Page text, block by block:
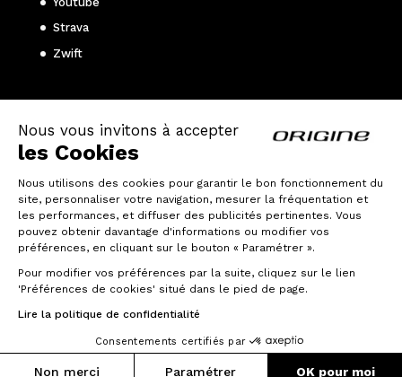
Nous vous invitons à accepter
les Cookies
Nous utilisons des cookies pour garantir le bon fonctionnement du
site, personnaliser votre navigation, mesurer la fréquentation et
les performances, et diffuser des publicités pertinentes. Vous
pouvez obtenir davantage d'informations ou modifier vos
préférences, en cliquant sur le bouton « Paramétrer ».
Pour modifier vos préférences par la suite, cliquez sur le lien
'Préférences de cookies' situé dans le pied de page.
Lire la politique de confidentialité
Consentements certifiés par
Non merci Paramétrer OK pour moi
Strava
Zwift
Choisir son VTT ?
Politique de confidentialité
Mentions légales